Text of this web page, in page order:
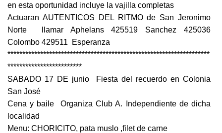
en esta oportunidad incluye la vajilla completas
Actuaran AUTENTICOS DEL RITMO de San Jeronimo
Norte llamar Aphelans 425519 Sanchez 425036
Colombo 429511 Esperanza
********************************************************************
*************************
SABADO 17 DE junio Fiesta del recuerdo en Colonia
San José
Cena y baile Organiza Club A. Independiente de dicha
localidad
Menu: CHORICITO, pata muslo ,filet de carne